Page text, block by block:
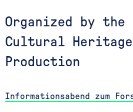
Organized by the
Cultural
Production
Informationsabend zum